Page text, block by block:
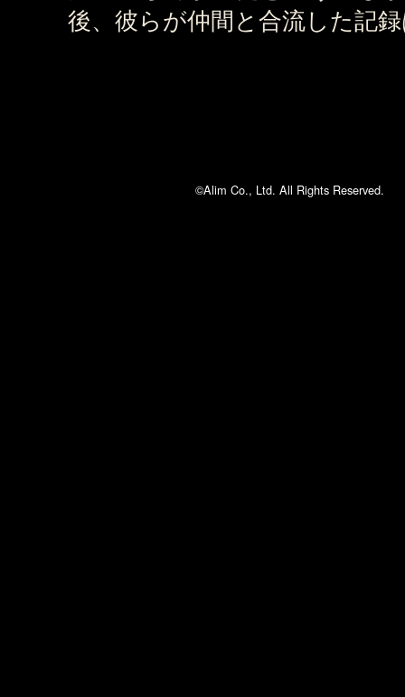
後、彼らが仲間と合流した記
©Alim Co., Ltd. All Rights Reserved.